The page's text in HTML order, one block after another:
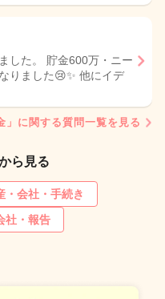
した。 貯金600万・ニー
りました😢✨ 他にイデ
」に関する質問一覧を見る
ら見る
・会社・手続き
社・報告